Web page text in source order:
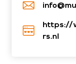
https://
rs.nl